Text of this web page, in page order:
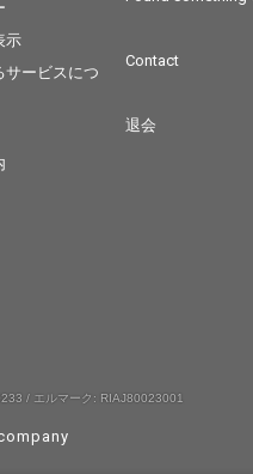
示
サービスにつ
Contact
退会
/ エルマーク: RIAJ80023001